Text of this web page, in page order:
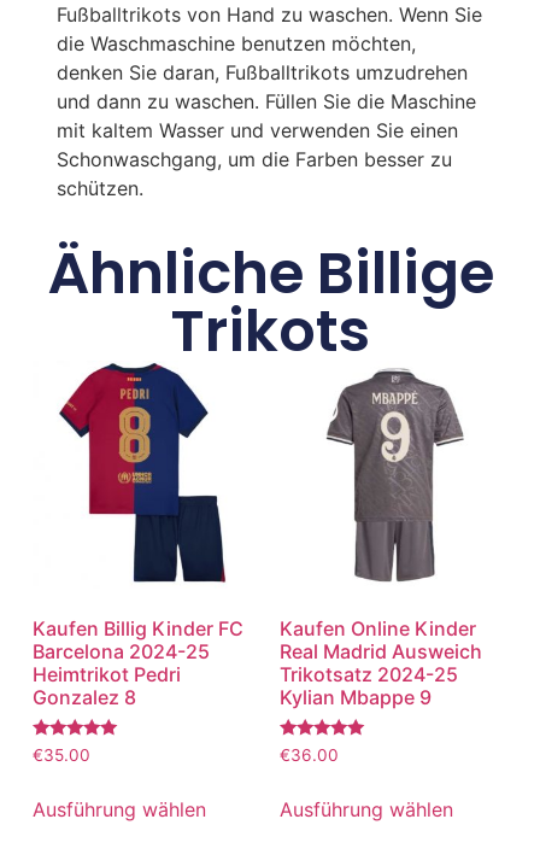
Fußballtrikots von Hand zu waschen. Wenn Sie
die Waschmaschine benutzen möchten,
denken Sie daran, Fußballtrikots umzudrehen
und dann zu waschen. Füllen Sie die Maschine
mit kaltem Wasser und verwenden Sie einen
Schonwaschgang, um die Farben besser zu
schützen.
Ähnliche Billige
Trikots
Kaufen Billig Kinder FC
Barcelona 2024-25
Heimtrikot Pedri
Gonzalez 8
Bewertet
mit
von 5
€35.00
Ausführung wählen
Kaufen Online Kinder
Real Madrid Ausweich
Trikotsatz 2024-25
Kylian Mbappe 9
Bewertet
mit
von 5
€36.00
Ausführung wählen